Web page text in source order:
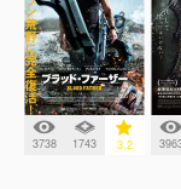
3738 1743 3.2